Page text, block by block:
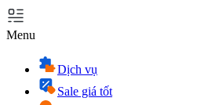
Menu
Dịch vụ
Sale giá tốt